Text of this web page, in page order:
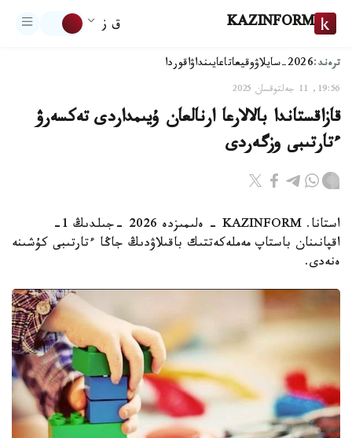
KAZINFORM ق ز
ترەند:2026-سايلاۋ وقيعاتاعايىنداۋاقوردا
19:56, 11 جەلتوقسان 2025
قازاقستاندا بالالارعا ارنالعان ۇيىمداردى تەكسەرۋ
ءتارتىبى وزگەردى
استانا. KAZINFORM - ەلىمىزدە 2026 -جىلدىڭ 1-
اقپانىنان باستاپ مەملەكەتتىك باقىلاۋدىڭ جاڭا ءتارتىبى كۇشىنە
ەنەدى.